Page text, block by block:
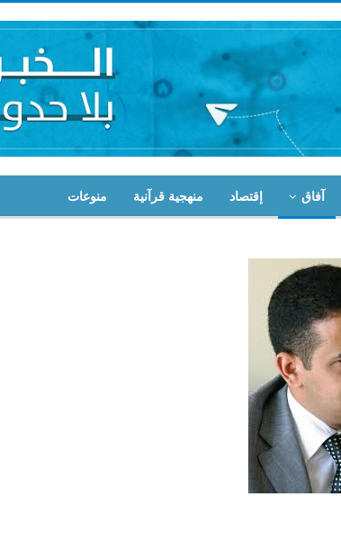
آفاق إقتصاد منهجية قرآنية منوعات